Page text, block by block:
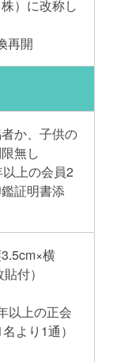
）に改称し
再開
か、子供の
無し
上の会員2
証明書添
横
付）
以上の正会
より1通）